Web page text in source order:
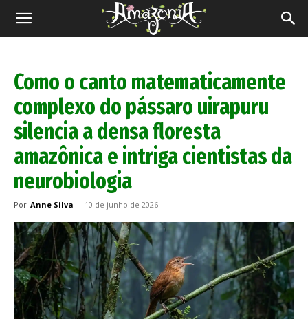
Revista
Como o canto matematicamente
complexo do pássaro uirapuru
silencia a densa floresta
amazônica e intriga cientistas da
neurobiologia
Por Anne Silva - 10 de junho de 2026